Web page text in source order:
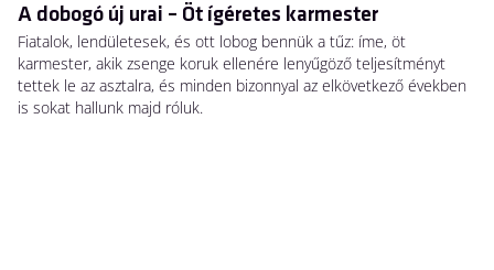
A dobogó új urai – Öt ígéretes karmester
Fiatalok, lendületesek, és ott lobog bennük a tűz: íme, öt
karmester, akik zsenge koruk ellenére lenyűgöző teljesítményt
tettek le az asztalra, és minden bizonnyal az elkövetkező években
is sokat hallunk majd róluk.